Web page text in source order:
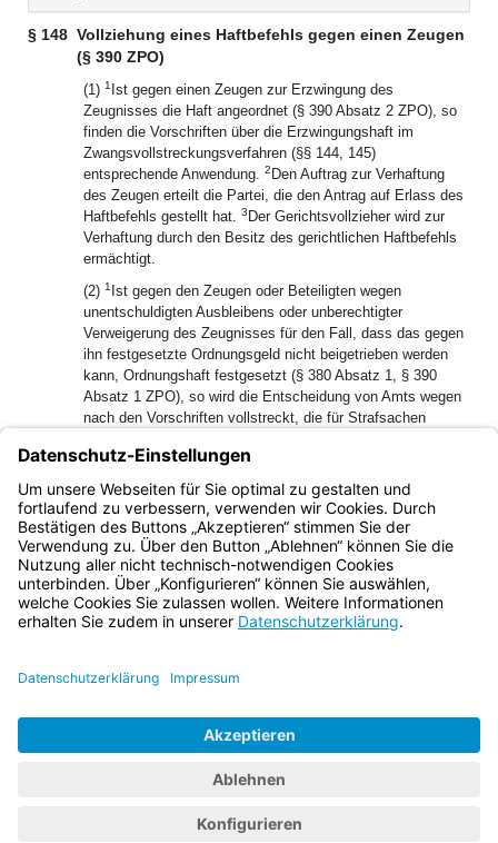
§ 148 Vollziehung eines Haftbefehls gegen einen Zeugen
(§ 390 ZPO)
(1) 1 Ist gegen einen Zeugen zur Erzwingung des
Zeugnisses die Haft angeordnet (§ 390 Absatz 2 ZPO), so
finden die Vorschriften über die Erzwingungshaft im
Zwangsvollstreckungsverfahren (§§ 144, 145)
entsprechende Anwendung. 2 Den Auftrag zur Verhaftung
des Zeugen erteilt die Partei, die den Antrag auf Erlass des
Haftbefehls gestellt hat. 3 Der Gerichtsvollzieher wird zur
Verhaftung durch den Besitz des gerichtlichen Haftbefehls
ermächtigt.
(2) 1 Ist gegen den Zeugen oder Beteiligten wegen
unentschuldigten Ausbleibens oder unberechtigter
Verweigerung des Zeugnisses für den Fall, dass das gegen
ihn festgesetzte Ordnungsgeld nicht beigetrieben werden
kann, Ordnungshaft festgesetzt (§ 380 Absatz 1, § 390
Absatz 1 ZPO), so wird die Entscheidung von Amts wegen
nach den Vorschriften vollstreckt, die für Strafsachen
auch einen Gerichtsvollzieher beauftragen.
(3) Dasselbe gilt für die Vollstreckung einer Ordnungshaft,
die nach § 178 GVG festgesetzt wird.
Bayern.de
BayernPortal
Impressum